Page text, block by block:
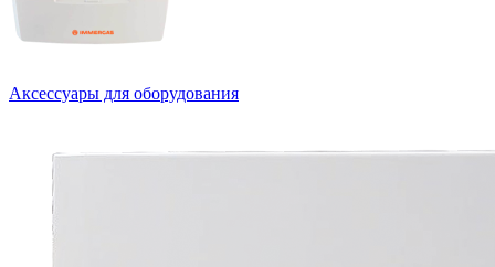
Аксессуары для оборудования